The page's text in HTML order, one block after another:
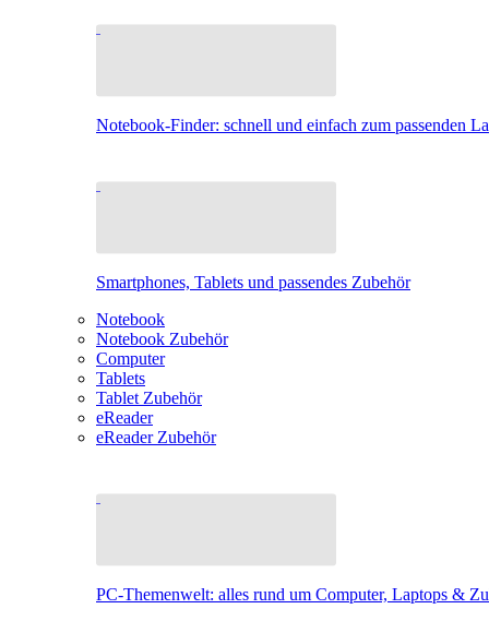
Notebook-Finder: schnell und einfach zum passenden
Smartphones, Tablets und passendes Zubehör
Notebook
Notebook Zubehör
Computer
Tablets
Tablet Zubehör
eReader
eReader Zubehör
PC-Themenwelt: alles rund um Computer, Laptops &